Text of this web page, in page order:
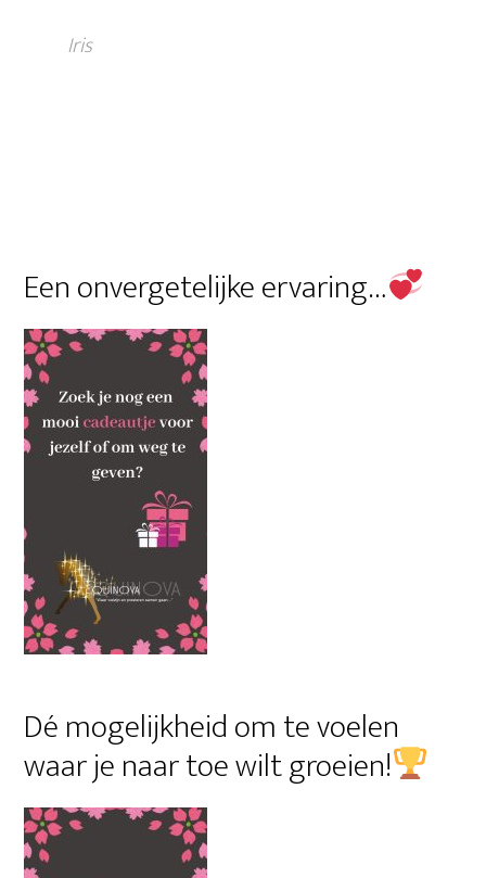
Iris
Primaire
Sidebar
Een onvergetelijke ervaring…
Dé mogelijkheid om te voelen
waar je naar toe wilt groeien!